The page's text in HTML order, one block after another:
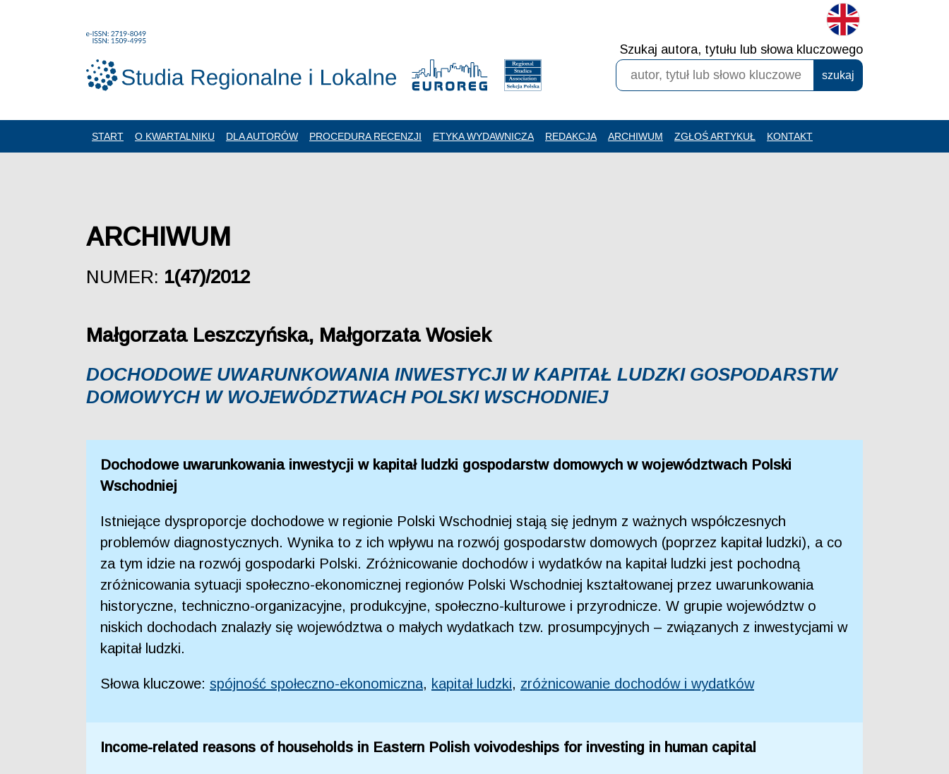
Szukaj autora, tytułu lub słowa kluczowego
START O KWARTALNIKU DLA AUTORÓW PROCEDURA RECENZJI ETYKA WYDAWNICZA REDAKCJA ARCHIWUM ZGŁOŚ ARTYKUŁ KONTAKT
ARCHIWUM
NUMER: 1(47)/2012
Małgorzata Leszczyńska, Małgorzata Wosiek
DOCHODOWE UWARUNKOWANIA INWESTYCJI W KAPITAŁ LUDZKI GOSPODARSTW
DOMOWYCH W WOJEWÓDZTWACH POLSKI WSCHODNIEJ
Dochodowe uwarunkowania inwestycji w kapitał ludzki gospodarstw domowych w województwach Polski
Wschodniej
Istniejące dysproporcje dochodowe w regionie Polski Wschodniej stają się jednym z ważnych współczesnych
problemów diagnostycznych. Wynika to z ich wpływu na rozwój gospodarstw domowych (poprzez kapitał ludzki), a co
za tym idzie na rozwój gospodarki Polski. Zróżnicowanie dochodów i wydatków na kapitał ludzki jest pochodną
zróżnicowania sytuacji społeczno-ekonomicznej regionów Polski Wschodniej kształtowanej przez uwarunkowania
historyczne, techniczno-organizacyjne, produkcyjne, społeczno-kulturowe i przyrodnicze. W grupie województw o
niskich dochodach znalazły się województwa o małych wydatkach tzw. prosumpcyjnych – związanych z inwestycjami w
kapitał ludzki.
Słowa kluczowe: spójność społeczno-ekonomiczna, kapitał ludzki, zróżnicowanie dochodów i wydatków
Income-related reasons of households in Eastern Polish voivodeships for investing in human capital